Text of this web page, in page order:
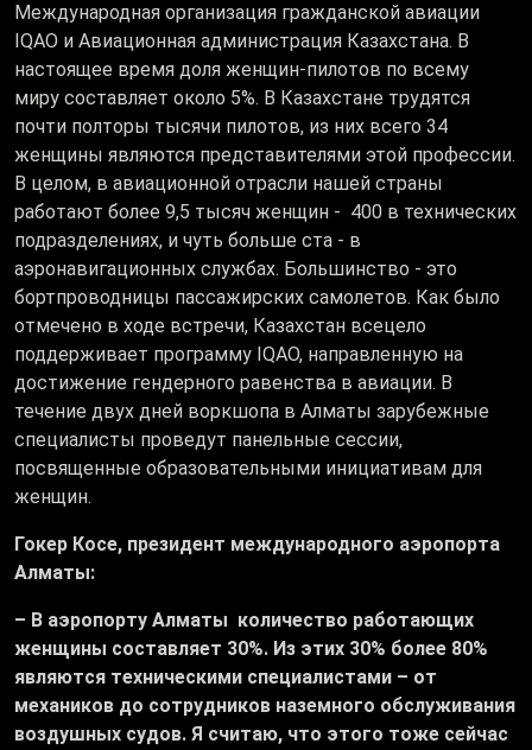
Международная организация гражданской авиации
IQAO и Авиационная администрация Казахстана. В
настоящее время доля женщин-пилотов по всему
миру составляет около 5%. В Казахстане трудятся
почти полторы тысячи пилотов, из них всего 34
женщины являются представителями этой профессии.
В целом, в авиационной отрасли нашей страны
работают более 9,5 тысяч женщин - 400 в технических
подразделениях, и чуть больше ста - в
аэронавигационных службах. Большинство - это
бортпроводницы пассажирских самолетов. Как было
отмечено в ходе встречи, Казахстан всецело
поддерживает программу IQAO, направленную на
достижение гендерного равенства в авиации. В
течение двух дней воркшопа в Алматы зарубежные
специалисты проведут панельные сессии,
посвященные образовательными инициативам для
женщин.
Гокер Косе, президент международного аэропорта
Алматы:
– В аэропорту Алматы количество работающих
женщины составляет 30%. Из этих 30% более 80%
являются техническими специалистами – от
механиков до сотрудников наземного обслуживания
воздушных судов. Я считаю, что этого тоже сейчас